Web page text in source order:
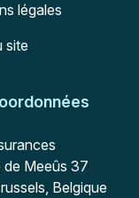
légales
site
postale
de Meeûs 37
Belgique